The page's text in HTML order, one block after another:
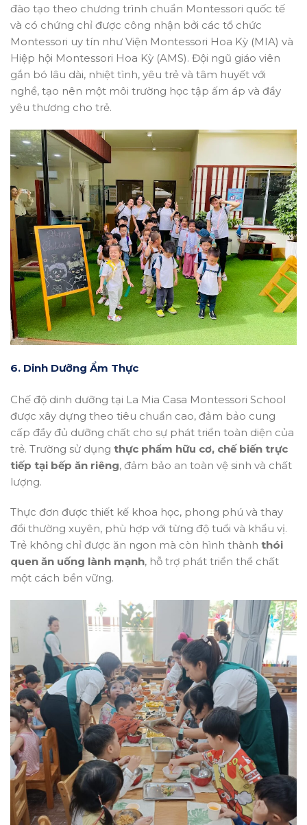
đào tạo theo chương trình chuẩn Montessori quốc tế
và có chứng chỉ được công nhận bởi các tổ chức
Montessori uy tín như Viện Montessori Hoa Kỳ (MIA) và
Hiệp hội Montessori Hoa Kỳ (AMS). Đội ngũ giáo viên
gắn bó lâu dài, nhiệt tình, yêu trẻ và tâm huyết với
nghề, tạo nên một môi trường học tập ấm áp và đầy
yêu thương cho trẻ.
6. Dinh Dưỡng Ẩm Thực
Chế độ dinh dưỡng tại La Mia Casa Montessori School
được xây dựng theo tiêu chuẩn cao, đảm bảo cung
cấp đầy đủ dưỡng chất cho sự phát triển toàn diện của
trẻ. Trường sử dụng thực phẩm hữu cơ, chế biến trực
tiếp tại bếp ăn riêng, đảm bảo an toàn vệ sinh và chất
lượng.
Thực đơn được thiết kế khoa học, phong phú và thay
đổi thường xuyên, phù hợp với từng độ tuổi và khẩu vị.
Trẻ không chỉ được ăn ngon mà còn hình thành thói
quen ăn uống lành mạnh, hỗ trợ phát triển thể chất
một cách bền vững.